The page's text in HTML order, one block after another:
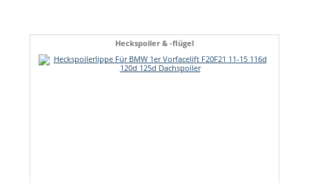
Heckspoiler & -flügel